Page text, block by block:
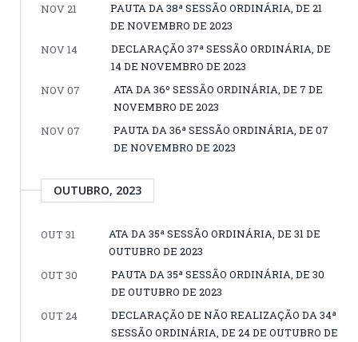
NOV 21
PAUTA DA 38ª SESSÃO ORDINÁRIA, DE 21
DE NOVEMBRO DE 2023
NOV 14
DECLARAÇÃO 37ª SESSÃO ORDINÁRIA, DE
14 DE NOVEMBRO DE 2023
NOV 07
ATA DA 36º SESSÃO ORDINÁRIA, DE 7 DE
NOVEMBRO DE 2023
NOV 07
PAUTA DA 36ª SESSÃO ORDINÁRIA, DE 07
DE NOVEMBRO DE 2023
OUTUBRO, 2023
OUT 31
ATA DA 35ª SESSÃO ORDINÁRIA, DE 31 DE
OUTUBRO DE 2023
OUT 30
PAUTA DA 35ª SESSÃO ORDINÁRIA, DE 30
DE OUTUBRO DE 2023
OUT 24
DECLARAÇÃO DE NÃO REALIZAÇÃO DA 34ª
SESSÃO ORDINÁRIA, DE 24 DE OUTUBRO DE